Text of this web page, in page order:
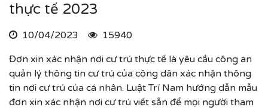
thực tế 2023
10/04/2023
15940
Đơn xin xác nhận nơi cư trú thực tế là yêu cầu công an
quản lý thông tin cư trú của công dân xác nhận thông
tin nơi cư trú của cá nhân. Luật Trí Nam hướng dẫn mẫu
đơn xin xác nhận nơi cư trú viết sẵn để mọi người tham